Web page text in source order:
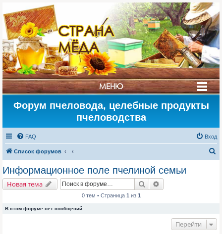
СТРАНА
МЁДА
МЕНЮ
Форум пчеловода, целебные продукты
пчеловодства
FAQ Вход
Список форумов
Информационное поле пчелиной семьи
Новая тема Поиск
0 тем • Страница 1 из 1
В этом форуме нет сообщений.
Перейти